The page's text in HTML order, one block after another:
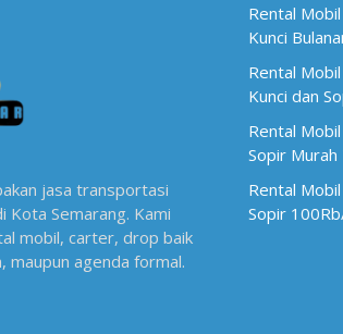
jasa transportasi
Kota Semarang. Kami
mobil, carter, drop baik
maupun agenda formal.
Rental
Kunci
Rental
Kunci dan
Rental
Sopir
Rental
Sopir